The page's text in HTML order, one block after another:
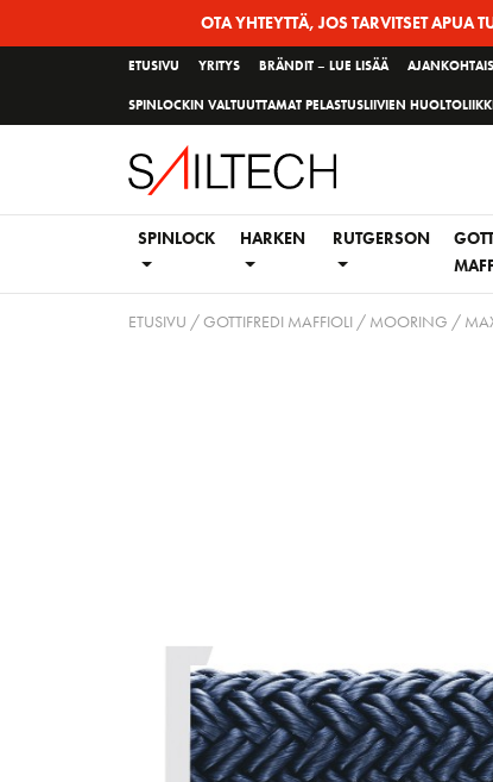
OTA YHTEYTTÄ, JOS TARVITSET
ETUSIVU YRITYS BRÄNDIT – LUE LISÄÄ
SPINLOCKIN VALTUUTTAMAT PELASTUSLIIVIEN
SPINLOCK HARKEN RUTGERSON
ETUSIVU /GOTTIFREDI MAFFIOLI/ MOORING /